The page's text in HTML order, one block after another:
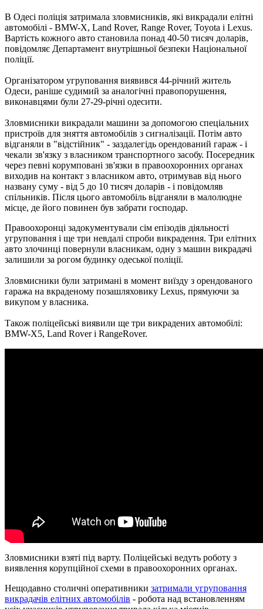
В Одесі поліція затримала зловмисників, які викрадали елітні
автомобілі - BMW-X, Land Rover, Range Rover, Toyota і Lexus.
Вартість кожного авто становила понад 40-50 тисяч доларів,
повідомляє Департамент внутрішньої безпеки Національної
поліції.
Організатором угруповання виявився 44-річний житель
Одеси, раніше судимий за аналогічні правопорушення,
виконавцями були 27-29-річні одесити.
Зловмисники викрадали машини за допомогою спеціальних
пристроїв для зняття автомобілів з сигналізації. Потім авто
відганяли в "відстійник" - заздалегідь орендований гараж - і
чекали зв'язку з власником транспортного засобу. Посередник
через певні корумповані зв'язки в правоохоронних органах
виходив на контакт з власником авто, отримував від нього
названу суму - від 5 до 10 тисяч доларів - і повідомляв
спільників. Після цього автомобіль відганяли в малолюдне
місце, де його повинен був забрати господар.
Правоохоронці задокументували сім епізодів діяльності
угруповання і ще три невдалі спроби викрадення. Три елітних
авто злочинці повернули власникам, одну з машин викрадачі
залишили за рогом будинку одеської поліції.
Зловмисники були затримані в момент виїзду з орендованого
гаража на вкраденому позашляховику Lexus, прямуючи за
викупом у власника.
Також поліцейські виявили ще три викрадених автомобілі:
BMW-X5, Land Rover і RangeRover.
Зловмисники взяті під варту. Поліцейські ведуть роботу з
виявлення корупційної схеми в правоохоронних органах.
Нещодавно столичні оперативники затримали угруповання
викрадачів елітних автомобілів - робота над встановленням